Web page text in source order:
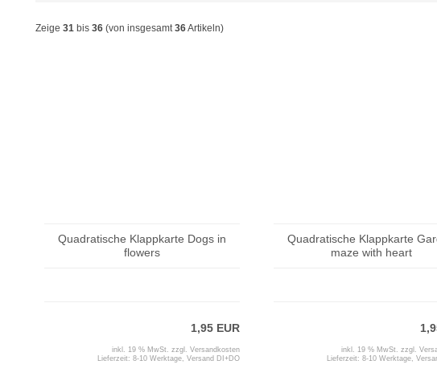
Zeige 31 bis 36 (von insgesamt36Artikeln)
Quadratische Klappkarte Dogs in
flowers
1,95 EUR
inkl. 19 % MwSt. zzgl. Versandkosten
Lieferzeit: 8-10 Werktage, Versand DI+DO
Quadratische Klappkarte
maze with heart
inkl. 19 % MwSt. zzgl.
Lieferzeit: 8-10 Werktage,